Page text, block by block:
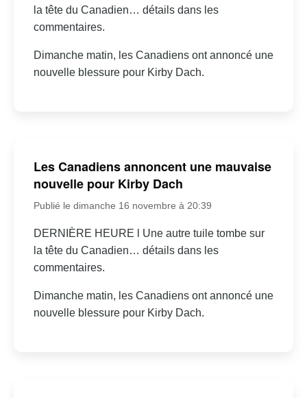
la tête du Canadien… détails dans les
commentaires.
Dimanche matin, les Canadiens ont annoncé une
nouvelle blessure pour Kirby Dach.
Les Canadiens annoncent une mauvaise
nouvelle pour Kirby Dach
Publié le dimanche 16 novembre à 20:39
DERNIÈRE HEURE l Une autre tuile tombe sur
la tête du Canadien… détails dans les
commentaires.
Dimanche matin, les Canadiens ont annoncé une
nouvelle blessure pour Kirby Dach.